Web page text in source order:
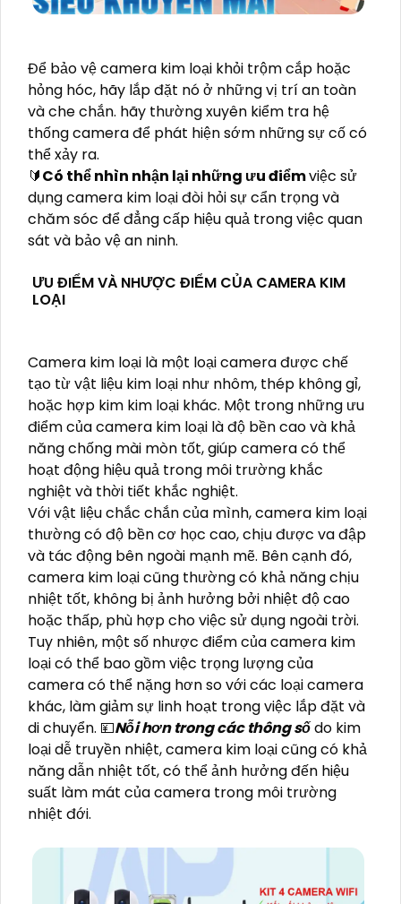
Để bảo vệ camera kim loại khỏi trộm cắp hoặc
hỏng hóc, hãy lắp đặt nó ở những vị trí an toàn
và che chắn. hãy thường xuyên kiểm tra hệ
thống camera để phát hiện sớm những sự cố có
thể xảy ra.
🔰Có thể nhìn nhận lại những ưu điểmviệc sử
dụng camera kim loại đòi hỏi sự cẩn trọng và
chăm sóc để đẳng cấp hiệu quả trong việc quan
sát và bảo vệ an ninh.
ƯU ĐIỂM VÀ NHƯỢC ĐIỂM CỦA CAMERA KIM
LOẠI
Camera kim loại là một loại camera được chế
tạo từ vật liệu kim loại như nhôm, thép không gỉ,
hoặc hợp kim kim loại khác. Một trong những ưu
điểm của camera kim loại là độ bền cao và khả
năng chống mài mòn tốt, giúp camera có thể
hoạt động hiệu quả trong môi trường khắc
nghiệt và thời tiết khắc nghiệt.
Với vật liệu chắc chắn của mình, camera kim loại
thường có độ bền cơ học cao, chịu được va đập
và tác động bên ngoài mạnh mẽ. Bên cạnh đó,
camera kim loại cũng thường có khả năng chịu
nhiệt tốt, không bị ảnh hưởng bởi nhiệt độ cao
hoặc thấp, phù hợp cho việc sử dụng ngoài trời.
Tuy nhiên, một số nhược điểm của camera kim
loại có thể bao gồm việc trọng lượng của
camera có thể nặng hơn so với các loại camera
khác, làm giảm sự linh hoạt trong việc lắp đặt và
di chuyển. 💴Nỗi hơn trong các thông sốdo kim
loại dễ truyền nhiệt, camera kim loại cũng có khả
năng dẫn nhiệt tốt, có thể ảnh hưởng đến hiệu
suất làm mát của camera trong môi trường
nhiệt đới.